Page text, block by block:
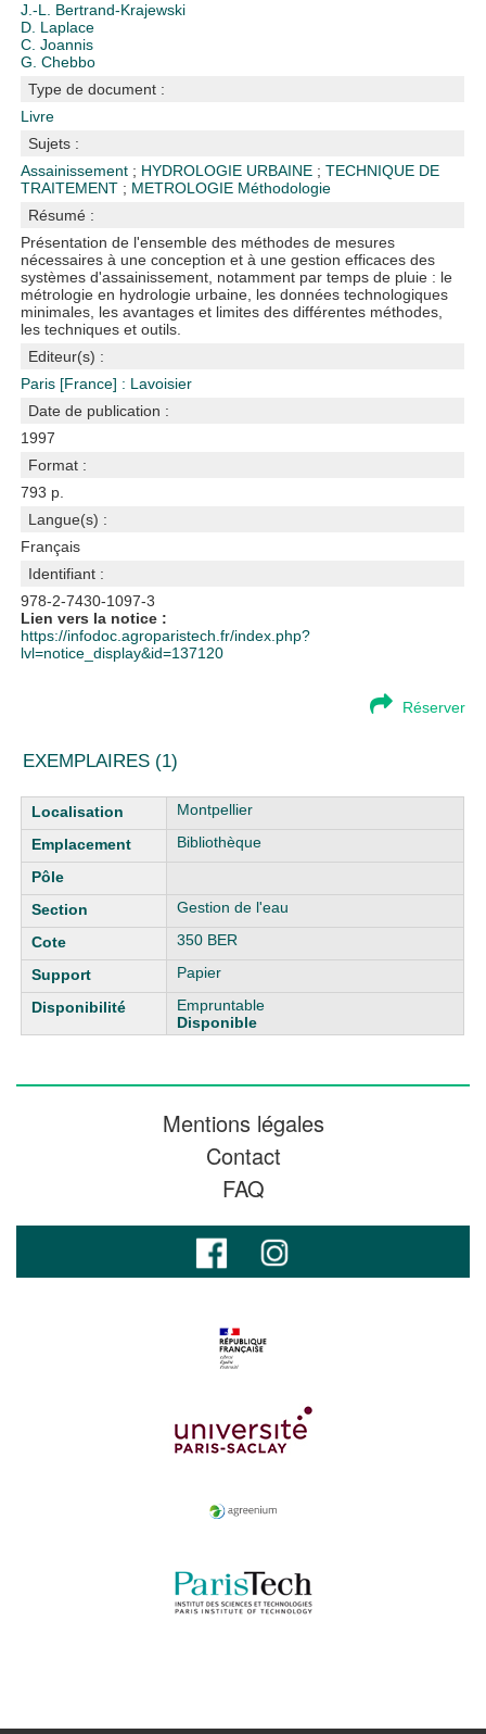
J.-L. Bertrand-Krajewski
D. Laplace
C. Joannis
G. Chebbo
Type de document :
Livre
Sujets :
Assainissement ; HYDROLOGIE URBAINE ;TECHNIQUE DE
TRAITEMENT ; METROLOGIE Méthodologie
Résumé :
Présentation de l'ensemble des méthodes de mesures
nécessaires à une conception et à une gestion efficaces des
systèmes d'assainissement, notamment par temps de pluie : le
métrologie en hydrologie urbaine, les données technologiques
minimales, les avantages et limites des différentes méthodes,
les techniques et outils.
Editeur(s) :
Paris [France] : Lavoisier
Date de publication :
1997
Format :
793 p.
Langue(s) :
Français
Identifiant :
978-2-7430-1097-3
Lien vers la notice :
https://infodoc.agroparistech.fr/index.php?
lvl=notice_display&id=137120
Réserver
EXEMPLAIRES (1)
Liste des exemplaires
Montpellier
Bibliothèque
Gestion de l'eau
350 BER
Papier
Empruntable
Disponible
Mentions légales
Contact
FAQ